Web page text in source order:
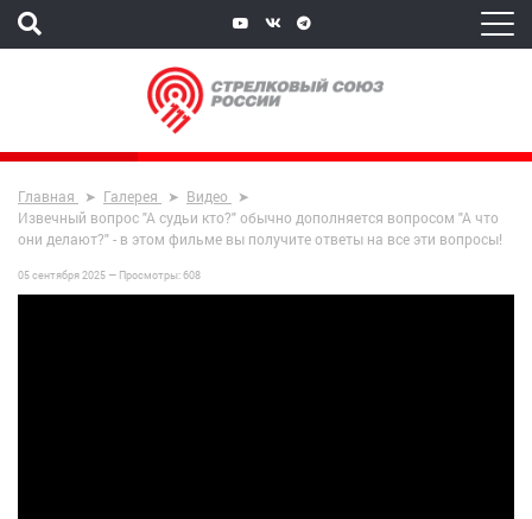
Главная Галерея
Видео
Извечный вопрос "А судьи кто?" обычно дополняется вопросом "А что
они делают?" - в этом фильме вы получите ответы на все эти вопросы!
05 сентября 2025 — Просмотры:608